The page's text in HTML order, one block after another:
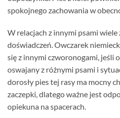
spokojnego zachowania w
W relacjach z innymi psami wiele
doświadczeń. Owczarek
się z innymi czworonogami, jeśli
oswajany z różnymi psami i
dorosły pies tej rasy ma mocny
zaczepki, dlatego ważne jest
opiekuna na spacerach.